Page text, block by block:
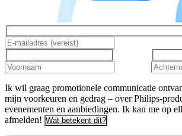
Ik wil graag promotionele communicatie
mijn voorkeuren en gedrag – over Philips-
evenementen en aanbiedingen. Ik kan me op
afmelden! Wat betekent dit?